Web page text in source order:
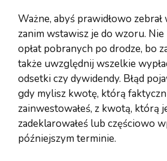
Ważne, abyś prawidłowo
zanim wstawisz je do wzoru. Nie
opłat pobranych po drodze, bo
także uwzględnij wszelkie
odsetki czy dywidendy. Błąd
gdy mylisz kwotę, którą
zainwestowałeś, z kwotą, którą
zadeklarowałeś lub częściowo
późniejszym terminie.